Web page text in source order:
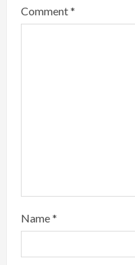
Comment*
Name*